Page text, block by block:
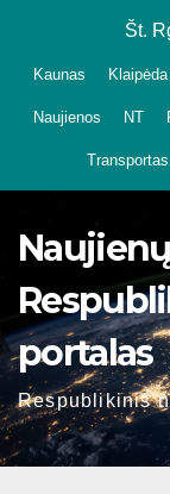
Št.
Kaunas Klaipėda
Naujienos NT
Transportas
portalas
Respublikinis